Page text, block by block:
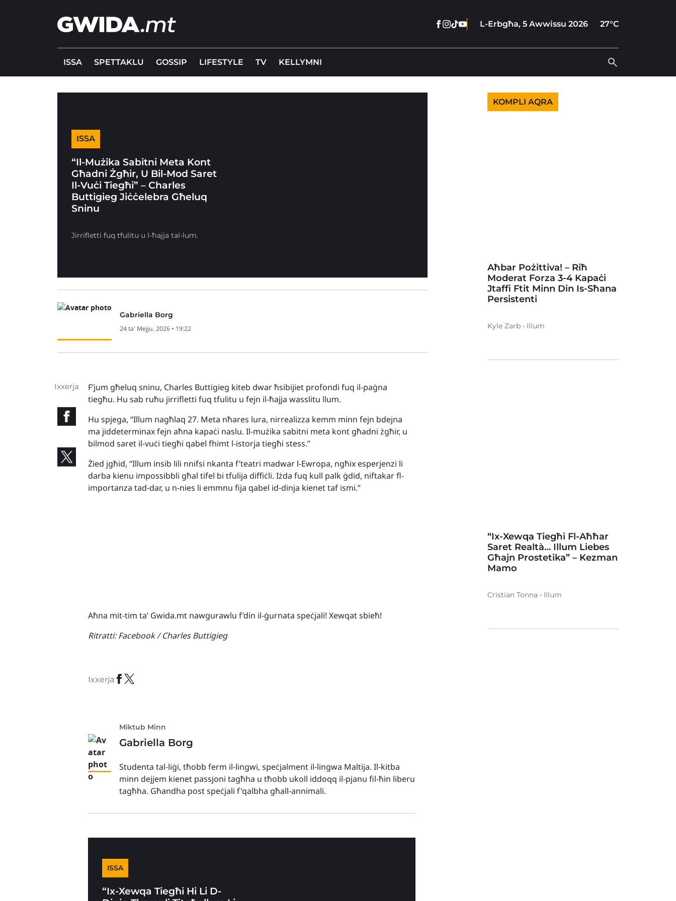
Facebook
Instagram
Tiktok
YoutubeL-Erbgħa, 5 Awwissu 2026 27°C
ISSA SPETTAKLU GOSSIP LIFESTYLE TV KELLYMNI
ISSA
“Il-Mużika Sabitni Meta Kont
Għadni Żgħir, U Bil-Mod Saret
Il-Vuċi Tiegħi” – Charles
Buttigieg Jiċċelebra Għeluq
Sninu
Jirrifletti fuq tfulitu u l-ħajja tal-lum.
Gabriella Borg
24 ta' Mejju, 2026 • 19:22
Ixxerja
F’jum għeluq sninu, Charles Buttigieg kiteb dwar ħsibijiet profondi fuq il-paġna
tiegħu. Hu sab ruħu jirrifletti fuq tfulitu u fejn il-ħajja wasslitu llum.
Hu spjega, “Illum nagħlaq 27. Meta nħares lura, nirrealizza kemm minn fejn bdejna
ma jiddeterminax fejn aħna kapaċi naslu. Il-mużika sabitni meta kont għadni żgħir, u
bilmod saret il-vuċi tiegħi qabel fhimt l-istorja tiegħi stess.”
Żied jgħid, “Illum insib lili nnifsi nkanta f’teatri madwar l-Ewropa, ngħix esperjenzi li
darba kienu impossibbli għal tifel bi tfulija diffiċli. Iżda fuq kull palk ġdid, niftakar fl-
importanza tad-dar, u n-nies li emmnu fija qabel id-dinja kienet taf ismi.”
Aħna mit-tim ta’ Gwida.mt nawgurawlu f’din il-ġurnata speċjali! Xewqat sbieħ!
Ritratti: Facebook / Charles Buttigieg
Ixxerja
Miktub Minn
Gabriella Borg
Studenta tal-liġi, tħobb ferm il-lingwi, speċjalment il-lingwa Maltija. Il-kitba
minn dejjem kienet passjoni tagħha u tħobb ukoll iddoqq il-pjanu fil-ħin liberu
tagħha. Għandha post speċjali f'qalbha għall-annimali.
ISSA
“Ix-Xewqa Tiegħi Hi Li D-
KOMPLI AQRA
Aħbar Pożittiva! – Riħ
Moderat Forza 3-4 Kapaċi
Jtaffi Ftit Minn Din Is-Sħana
Persistenti
Kyle Zarb • Illum
“Ix-Xewqa Tiegħi Fl-Aħħar
Saret Realtà… Illum Liebes
Għajn Prostetika” – Kezman
Mamo
Cristian Tonna • Illum